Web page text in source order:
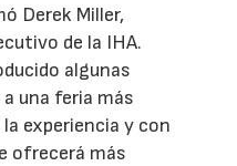
Derek Miller,
de la IHA.
algunas
una feria más
experiencia y con
ofrecerá más